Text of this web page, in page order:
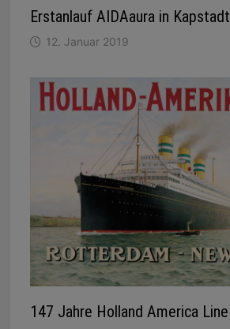
Erstanlauf AIDAaura in Kapstadt
12. Januar 2019
147 Jahre Holland America Line